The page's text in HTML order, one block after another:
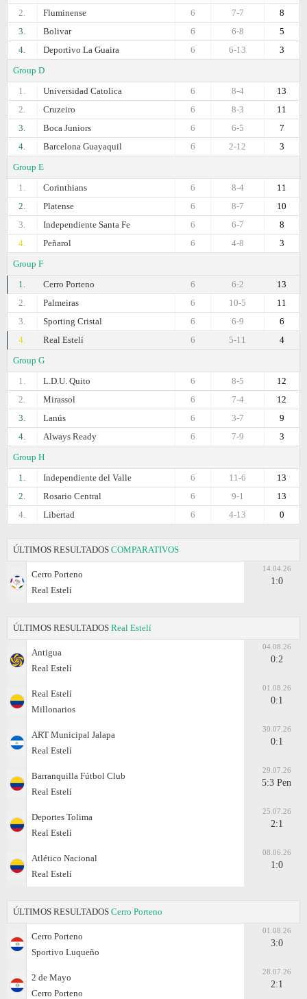
2.
Fluminense 8
7-7
6
3.
Bolivar 5
6-8
6
4.
Deportivo La Guaira 3
6-13
6
Group D
1.
Universidad Catolica 13
8-4
6
2.
Cruzeiro 11
8-3
6
3.
Boca Juniors 7
6-5
6
4.
Barcelona Guayaquil 3
2-12
6
Group E
1.
Corinthians 11
8-4
6
2.
Platense 10
8-7
6
3.
Independiente Santa Fe 8
6-7
6
4.
Peñarol 3
4-8
6
Group F
1.
Cerro Porteno 13
6-2
6
2.
Palmeiras 11
10-5
6
3.
Sporting Cristal 6
6-9
6
4.
Real Estelí 4
5-11
6
Group G
1.
L.D.U. Quito 12
8-5
6
2.
Mirassol 12
7-4
6
3.
Lanús 9
3-7
6
4.
Always Ready 3
7-9
6
Group H
1.
Independiente del Valle 13
11-6
6
2.
Rosario Central 13
9-1
6
4.
Libertad 0
4-13
6
ÚLTIMOS RESULTADOS COMPARATIVOS
Cerro Porteno
Real Estelí
14.04.26
1:0
ÚLTIMOS RESULTADOS Real Estelí
Antigua
Real Estelí
04.08.26
0:2
Real Estelí
Millonarios
01.08.26
0:1
ART Municipal Jalapa
Real Estelí
30.07.26
0:1
Barranquilla Fútbol Club
Real Estelí
29.07.26
5:3 Pen
Deportes Tolima
Real Estelí
25.07.26
2:1
Atlético Nacional
Real Estelí
08.06.26
1:0
ÚLTIMOS RESULTADOS Cerro Porteno
Cerro Porteno
Sportivo Luqueño
01.08.26
3:0
2 de Mayo
Cerro Porteno
28.07.26
2:1